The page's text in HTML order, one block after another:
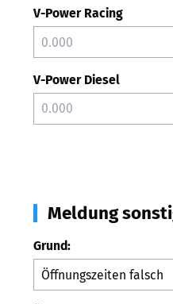
V-Power Racing
V-Power Diesel
Meldung
Grund: